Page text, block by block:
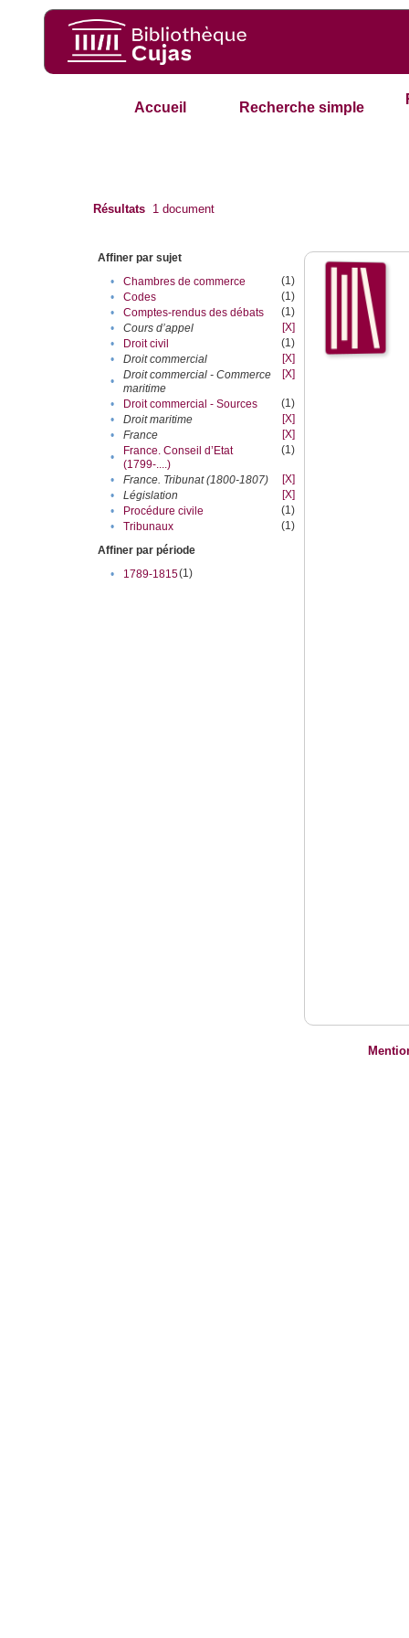
Accueil Recherche simple
Résultats 1 document
Affiner par sujet
•
Chambres de commerce
(1)
•
Codes
(1)
•
Comptes-rendus des débats
(1)
•
Cours d’appel
[X]
•
Droit civil
(1)
•
Droit commercial
[X]
•
Droit commercial - Commerce
maritime
[X]
• Droit commercial - Sources
(1)
•
Droit maritime
[X]
•
France
[X]
•
France. Conseil d’Etat
(1799-....)
(1)
• France. Tribunat (1800-1807)
[X]
•
Législation
[X]
•
Procédure civile
(1)
•
Tribunaux
(1)
Affiner par période
•
1789-1815(1)